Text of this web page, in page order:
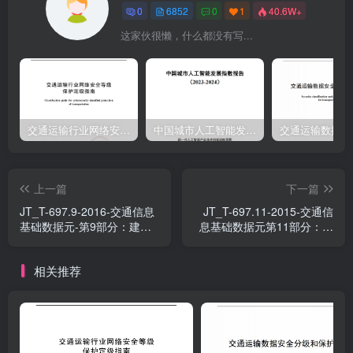
类代码…2995.44机动车维修修理级别代码………………………………
0 6852 0 1 40.6W+
这家伙很懒，什么都没有写...
上一篇
JT_T-697.9-2016-交通信息
基础数据元-第9部分：建设
下一篇
JT_T-697.11-2015-交通信
息基础数据元第11部分：船
相关推荐